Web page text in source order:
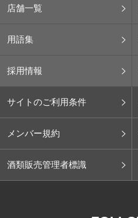
店舗一覧
用語集
採用情報
サイトのご利用条件
メンバー規約
酒類販売管理者標識